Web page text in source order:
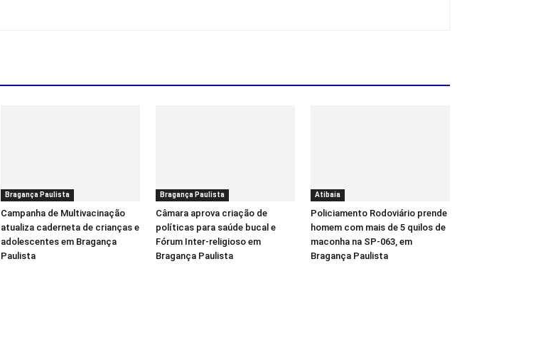
Bragança Paulista
Campanha de Multivacinação
atualiza caderneta de crianças e
adolescentes em Bragança
Paulista
Bragança Paulista
Câmara aprova criação de
políticas para saúde bucal e
Fórum Inter-religioso em
Bragança Paulista
Atibaia
Policiamento Rodoviário prende
homem com mais de 5 quilos de
maconha na SP-063, em
Bragança Paulista